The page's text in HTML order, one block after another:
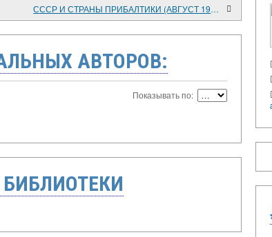
СССР И СТРАНЫ ПРИБАЛТИКИ (АВГУСТ 1939 - АВГУСТ 1940)
АВТОРОВ:
Показывать по: